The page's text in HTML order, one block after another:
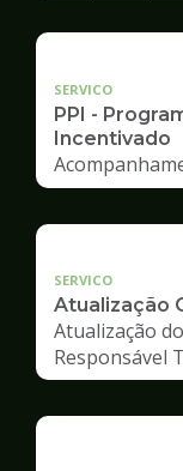
SERVICO
PPI -
Incentivado
SERVICO
Atualização
Atualização
Responsável